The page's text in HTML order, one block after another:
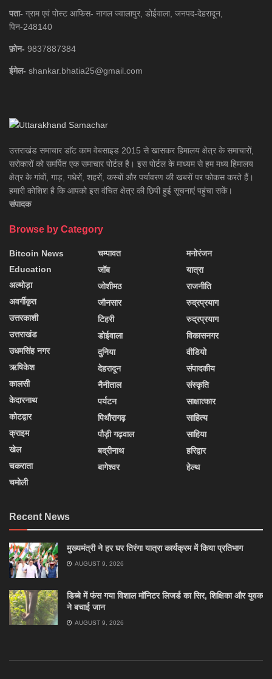
पता- ग्राम एवं पोस्ट आफिस- नागल ज्वालापुर, डोईवाला, जनपद-देहरादून,
पिन-248140
फ़ोन- 9837887384
ईमेल- shankar.bhatia25@gmail.com
उत्तराखंड समाचार डाॅट काम वेबसाइड 2015 से खासकर हिमालय क्षेत्र के समाचारों,
सरोकारों को समर्पित एक समाचार पोर्टल है। इस पोर्टल के माध्यम से हम मध्य हिमालय
क्षेत्र के गांवों, गाड़, गधेरों, शहरों, कस्बों और पर्यावरण की खबरों पर फोकस करते हैं।
हमारी कोशिश है कि आपको इस वंचित क्षेत्र की छिपी हुई सूचनाएं पहुंचा सकें।
संपादक
Browse by Category
Bitcoin News
Education
अल्मोड़ा
अवर्गीकृत
उत्तरकाशी
उत्तराखंड
उधमसिंह नगर
ऋषिकेश
कालसी
केदारनाथ
कोटद्वार
क्राइम
खेल
चकराता
चमोली
चम्पावत
जॉब
जोशीमठ
जौनसार
टिहरी
डोईवाला
दुनिया
देहरादून
नैनीताल
पर्यटन
पिथौरागढ़
पौड़ी गढ़वाल
बद्रीनाथ
बागेश्वर
मनोरंजन
यात्रा
राजनीति
रुद्रप्रयाग
रुद्रप्रयाग
विकासनगर
वीडियो
संपादकीय
संस्कृति
साक्षात्कार
साहित्य
साहिया
हरिद्वार
हेल्थ
Recent News
मुख्यमंत्री ने हर घर तिरंगा यात्रा कार्यक्रम में किया प्रतिभाग
AUGUST 9, 2026
डिब्बे में फंस गया विशाल मॉनिटर लिजर्ड का सिर, शिक्षिका और युवक
ने बचाई जान
AUGUST 9, 2026